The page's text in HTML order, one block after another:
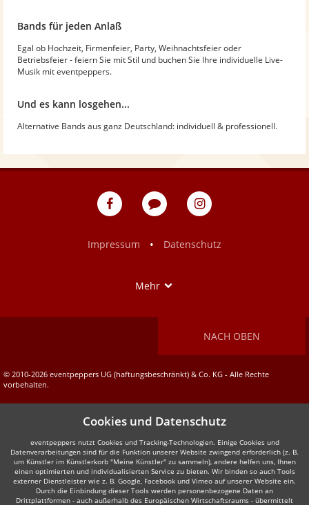
Bands für jeden Anlaß
Egal ob Hochzeit, Firmenfeier, Party, Weihnachtsfeier oder
Betriebsfeier - feiern Sie mit Stil und buchen Sie Ihre individuelle Live-
Musik mit eventpeppers.
Und es kann losgehen...
Alternative Bands aus ganz Deutschland: individuell & professionell.
eventpeppers
Blog
eventpeppers
Impressum
• Datenschutz
Mehr
NACH OBEN
© 2010-2026 eventpeppers UG (haftungsbeschränkt) & Co. KG - Alle Rechte
vorbehalten.
Cookies und Datenschutz
eventpeppers nutzt Cookies und Tracking-Technologien. Einige Cookies und
Datenverarbeitungen sind für die Funktion unserer Website zwingend erforderlich (z. B.
um Künstler im Künstlerkorb "Meine Künstler" zu sammeln), andere helfen uns, Ihnen
einen optimierten und individualisierten Service zu bieten. Wir binden so auch Tools
externer Dienstleister wie z. B. Google, Facebook und Vimeo auf unserer Website ein.
Durch die Einbindung dieser Tools werden personenbezogene Daten an
Drittplattformen - auch außerhalb des Europäischen Wirtschaftsraums - übermittelt